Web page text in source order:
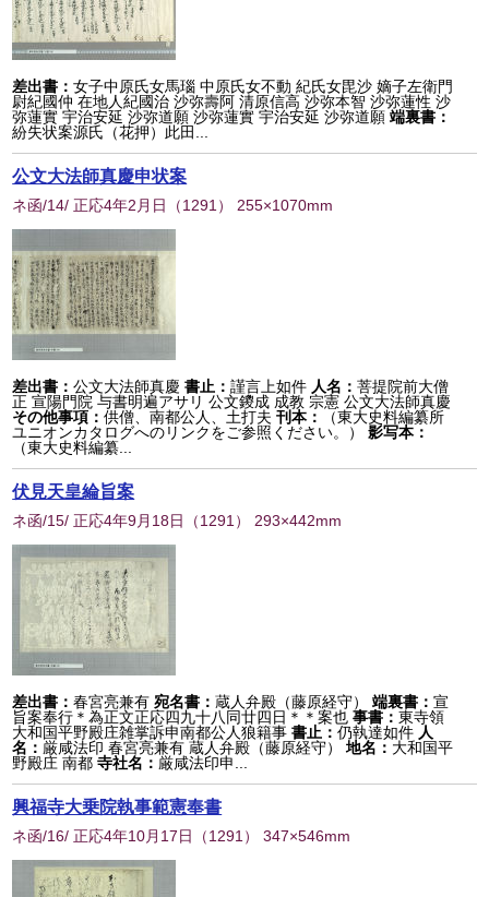
差出書：女子中原氏女馬瑙 中原氏女不動 紀氏女毘沙 嫡子左衛門
尉紀國仲 在地人紀國治 沙弥壽阿 清原信高 沙弥本智 沙弥蓮性 沙
弥蓮實 宇治安延 沙弥道願 沙弥蓮實 宇治安延 沙弥道願 端裏書：
紛失状案源氏（花押）此田...
公文大法師真慶申状案
ネ函/14/ 正応4年2月日 （1291 ） 255×1070mm
差出書：公文大法師真慶 書止：謹言上如件 人名：菩提院前大僧
正 宣陽門院 与書明遍アサリ 公文鑁成 成教 宗憲 公文大法師真慶
その他事項：供僧、南都公人、土打夫 刊本：
（東大史料編纂所
ユニオンカタログへのリンクをご参照ください。）
影写本：
（東大史料編纂...
伏見天皇綸旨案
ネ函/15/ 正応4年9月18日 （1291 ） 293×442mm
差出書：春宮亮兼有 宛名書：蔵人弁殿（藤原経守） 端裏書：宣
旨案奉行＊為正文正応四九十八同廿四日＊＊案也 事書：東寺領
大和国平野殿庄雑掌訴申南都公人狼籍事 書止：仍執達如件 人
名： 厳咸法印 春宮亮兼有 蔵人弁殿（藤原経守） 地名： 大和国平
野殿庄 南都 寺社名： 厳咸法印申...
興福寺大乗院執事範憲奉書
ネ函/16/ 正応4年10月17日 （1291 ） 347×546mm